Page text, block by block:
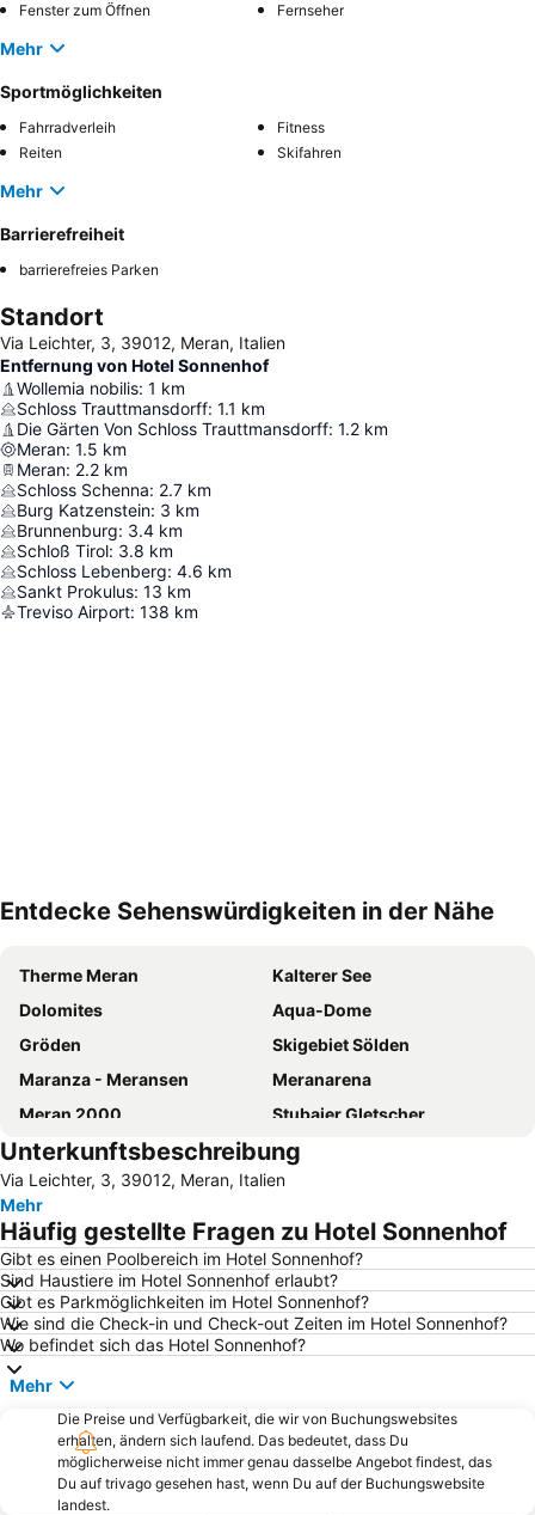
Fenster zum Öffnen Fernseher
Mehr
Sportmöglichkeiten
Fahrradverleih
Fitness
Reiten
Skifahren
Mehr
Barrierefreiheit
barrierefreies Parken
Standort
Via Leichter, 3, 39012, Meran, Italien
Entfernung von Hotel Sonnenhof
Wollemia nobilis: 1 km
Schloss Trauttmansdorff: 1.1 km
Die Gärten Von Schloss Trauttmansdorff: 1.2 km
Meran: 1.5 km
Meran: 2.2 km
Schloss Schenna: 2.7 km
Burg Katzenstein: 3 km
Brunnenburg: 3.4 km
Schloß Tirol: 3.8 km
Schloss Lebenberg: 4.6 km
Sankt Prokulus: 13 km
Treviso Airport: 138 km
Entdecke Sehenswürdigkeiten in der Nähe
Therme Meran
Kalterer See
Dolomites
Aqua-Dome
Gröden
Skigebiet Sölden
Maranza - Meransen
Meranarena
Meran 2000
Stubaier Gletscher
Hochgurgl
Sella Ronda
Centro storico
Südtirol Classic Rallye
Erlebnisbad Naturns
Seiser Alm
Glacier of Kaunertal
Promenaden von Meran
Skigebiet Trafoi
Bergbaumuseum Ridnaun-Schneeberg
Ratschings-Jaufen
Jochtal
Obergurgl
Ladurns Ski resort
Gärten von Schloss Trauttmansdorff
Merano 2000
Skigebiet Watles
Funivie Solda
Kurhaus
Lake of Carezza
Südtiroler Archäologie-Museum
Unterkunftsbeschreibung
Via Leichter, 3, 39012, Meran, Italien
Mehr
Häufig gestellte Fragen zu Hotel Sonnenhof
Gibt es einen Poolbereich im Hotel Sonnenhof?
Sind Haustiere im Hotel Sonnenhof erlaubt?
Gibt es Parkmöglichkeiten im Hotel Sonnenhof?
Wie sind die Check-in und Check-out Zeiten im Hotel Sonnenhof?
Wo befindet sich das Hotel Sonnenhof?
Mehr
Die Preise und Verfügbarkeit, die wir von Buchungswebsites
erhalten, ändern sich laufend. Das bedeutet, dass Du
möglicherweise nicht immer genau dasselbe Angebot findest, das
Du auf trivago gesehen hast, wenn Du auf der Buchungswebsite
landest.